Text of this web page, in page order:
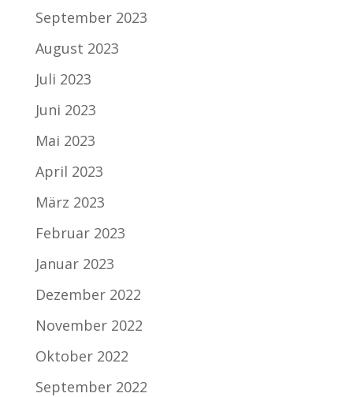
September 2023
August 2023
Juli 2023
Juni 2023
Mai 2023
April 2023
März 2023
Februar 2023
Januar 2023
Dezember 2022
November 2022
Oktober 2022
September 2022